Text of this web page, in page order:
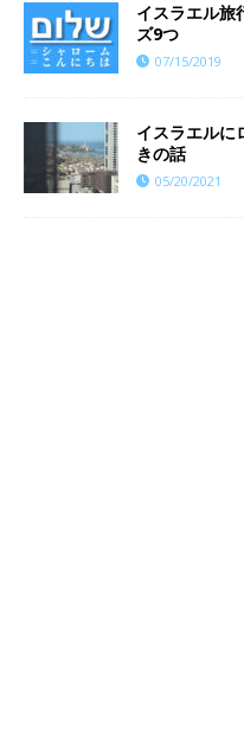
イスラエル旅
ズ9つ
07/15/2019
イスラエルに
きの話
05/20/2021